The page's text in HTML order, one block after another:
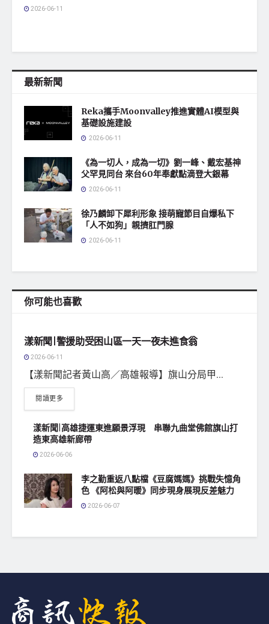
2026-06-11
最新新聞
Reka攜手Moonvalley推進實體AI模型與
基礎設施建設
2026-06-11
《為一切人，成為一切》劉一峰、戴宏基神
父罕見同台 來台60年奉獻點滴登大銀幕
2026-06-11
徐乃麟卸下犀利形象 接萌寵節目自爆私下
「人不如狗」親擠肛門腺
2026-06-11
你可能也喜歡
漾新聞|警援助受困山區一天一夜未進食翁
2026-06-11
【漾新聞記者黃山高／高雄報導】旗山分局甲...
閱讀更多
漾新聞|高雄捷運東進願景浮現 串聯九曲堂佛館旗山打
造東高雄新廊帶
2026-06-06
李之勤重返八點檔《豆腐媽媽》挑戰失憶角
色 《阿松與阿暖》同步現身展現反差魅力
2026-06-07